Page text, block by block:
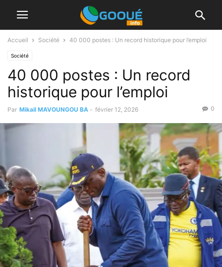
Accueil Société 40 000 postes : Un record historique pour l’emploi
Société
40 000 postes : Un record
historique pour l’emploi
Par Mikail MAVOUNGOU BA - février 12, 2026 0